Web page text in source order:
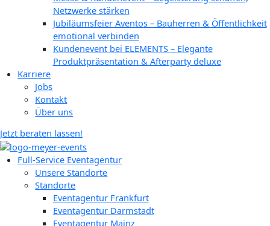
Netzwerke stärken
Jubiläumsfeier Aventos – Bauherren & Öffentlichkeit
emotional verbinden
Kundenevent bei ELEMENTS – Elegante
Produktpräsentation & Afterparty deluxe
Karriere
Jobs
Kontakt
Über uns
Jetzt beraten lassen!
Full-Service Eventagentur
Unsere Standorte
Standorte
Eventagentur Frankfurt
Eventagentur Darmstadt
Eventagentur Mainz